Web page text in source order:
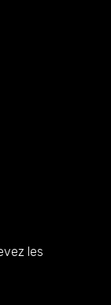
les